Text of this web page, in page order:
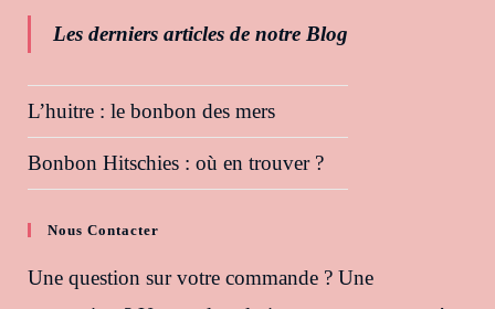
Les derniers articles de notre Blog
L’huitre : le bonbon des mers
Bonbon Hitschies : où en trouver ?
Nous Contacter
Une question sur votre commande ? Une